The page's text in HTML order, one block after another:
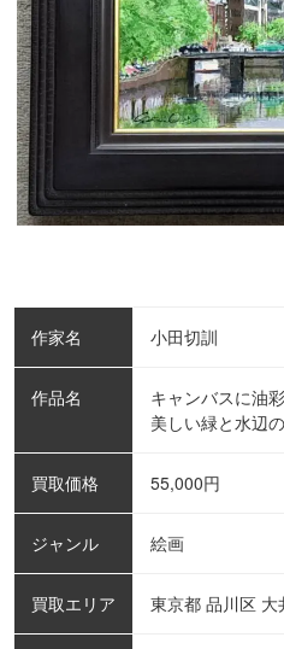
作家名 小田切訓
作品名
キャンバスに油
美しい緑と水辺
買取価格 55,000円
ジャンル 絵画
買取エリア 東京都 品川区 大